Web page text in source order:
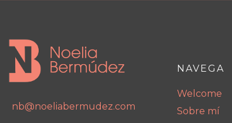
nb@noeliabermudez.com
NAVEGA
Welcome
Sobre mí